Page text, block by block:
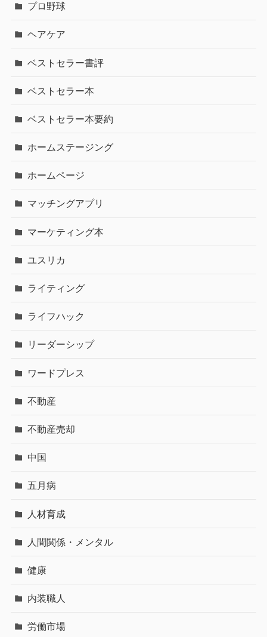
プロ野球
ヘアケア
ベストセラー書評
ベストセラー本
ベストセラー本要約
ホームステージング
ホームページ
マッチングアプリ
マーケティング本
ユスリカ
ライティング
ライフハック
リーダーシップ
ワードプレス
不動産
不動産売却
中国
五月病
人材育成
人間関係・メンタル
健康
内装職人
労働市場